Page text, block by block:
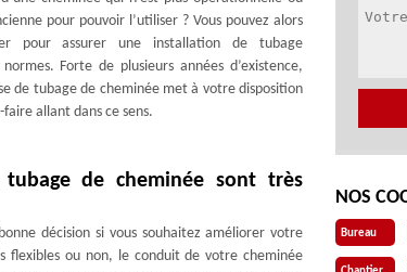
pour pouvoir l’utiliser ? Vous pouvez alors
pour assurer une installation de tubage
Forte de plusieurs années d’existence,
de tubage de cheminée met à votre disposition
allant dans ce sens.
de cheminée sont très
décision si vous souhaitez améliorer votre
ou non, le conduit de votre cheminée
NOS
Bureau